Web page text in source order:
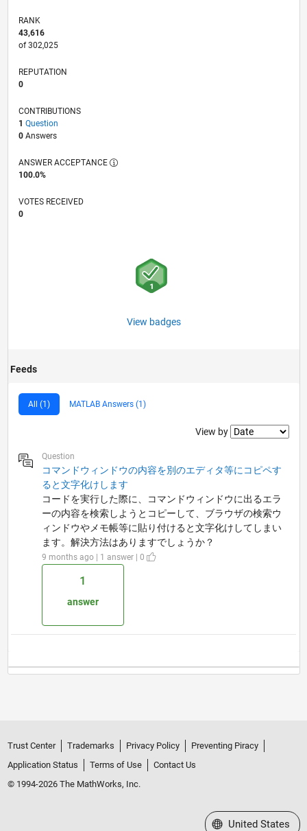
RANK
43,616
of 302,025
REPUTATION
0
CONTRIBUTIONS
1 Question
0Answers
ANSWER ACCEPTANCE
100.0%
VOTES RECEIVED
0
View badges
Feeds
All (1) MATLAB Answers (1)
Filter2
View by
Question
コマンドウィンドウの内容を別のエディタ等にコピペす
ると文字化けします
コードを実行した際に、コマンドウィンドウに出るエラ
ーの内容を検索しようとコピーして、ブラウザの検索ウ
ィンドウやメモ帳等に貼り付けると文字化けしてしまい
ます。解決方法はありますでしょうか？
9 months ago | 1 answer | 0
1
answer
Trust Center Trademarks Privacy Policy
Preventing Piracy
Application Status
Terms of Use
Contact Us
© 1994-2026 The MathWorks, Inc.
Select a Web Site
United States